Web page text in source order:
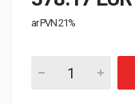
ar PVN 21%